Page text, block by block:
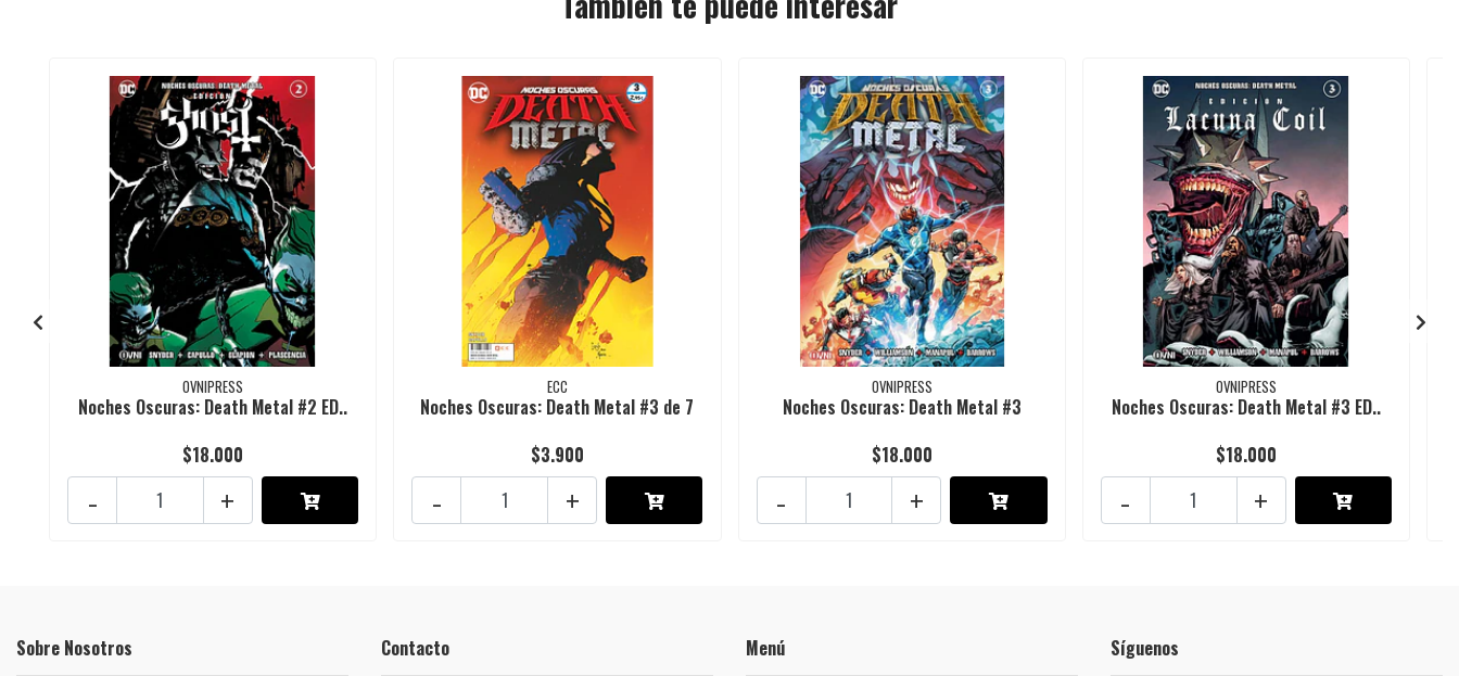
OVNIPRESS
Noches Oscuras: Death Metal #2 ED..
$18.000
+
-
ECC
Noches Oscuras: Death Metal #3 de 7
$3.900
+
-
OVNIPRESS
Noches Oscuras: Death Metal #3
$18.000
+
-
OVNIPRESS
Noches Oscuras: Death Metal #3 ED..
$18.000
+
-
Sobre Nosotros Contacto Menú Síguenos